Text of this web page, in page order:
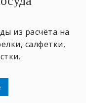
из расчёта на
салфетки,